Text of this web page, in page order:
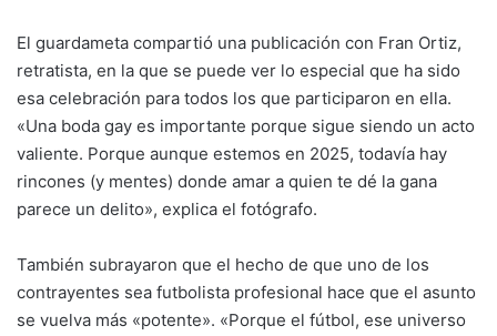
El guardameta compartió una publicación con Fran Ortiz,
retratista, en la que se puede ver lo especial que ha sido
esa celebración para todos los que participaron en ella.
«Una boda gay es importante porque sigue siendo un acto
valiente. Porque aunque estemos en 2025, todavía hay
rincones (y mentes) donde amar a quien te dé la gana
parece un delito», explica el fotógrafo.
También subrayaron que el hecho de que uno de los
contrayentes sea futbolista profesional hace que el asunto
se vuelva más «potente». «Porque el fútbol, ese universo